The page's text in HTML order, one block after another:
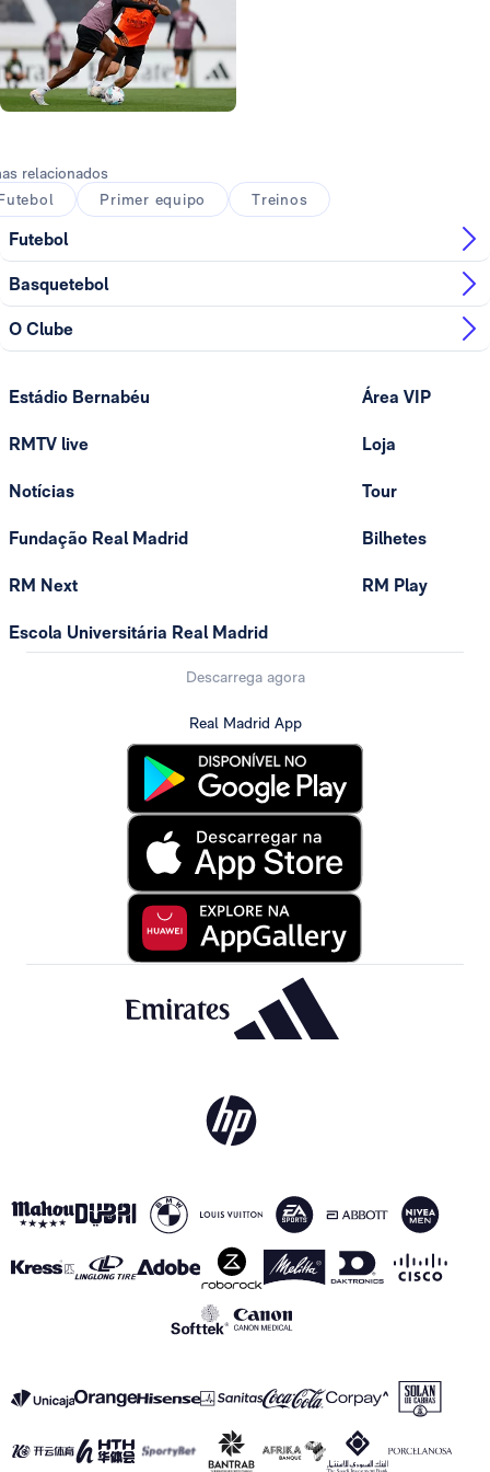
relacionados
Primer equipo Treinos
Futebol
Basquetebol
O Clube
Estádio Bernabéu
RMTV live
Notícias
Fundação Real Madrid
RM Next
Escola Universitária Real Madrid
Área VIP
Loja
Tour
Bilhetes
RM Play
Descarrega agora
Real Madrid App